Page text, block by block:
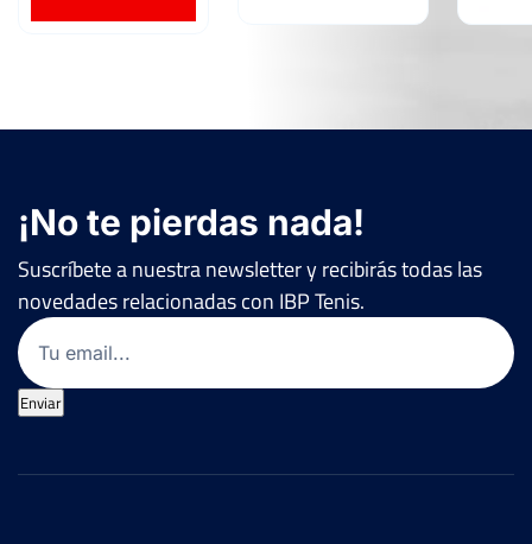
¡No te pierdas nada!
Suscríbete a nuestra newsletter y recibirás todas las
novedades relacionadas con IBP Tenis.
Email
Enviar